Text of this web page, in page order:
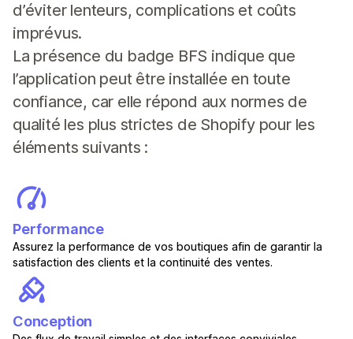
d’éviter lenteurs, complications et coûts
imprévus.
La présence du badge BFS indique que
l’application peut être installée en toute
confiance, car elle répond aux normes de
qualité les plus strictes de Shopify pour les
éléments suivants :
Performance
Assurez la performance de vos boutiques afin de garantir la
satisfaction des clients et la continuité des ventes.
Conception